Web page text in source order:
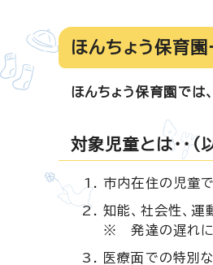
ほんちょう保育
ほんちょう保育園では
対象児童とは・・
市内在住の児童
知能、社会性、
※ 発達の遅れに
医療面での特別